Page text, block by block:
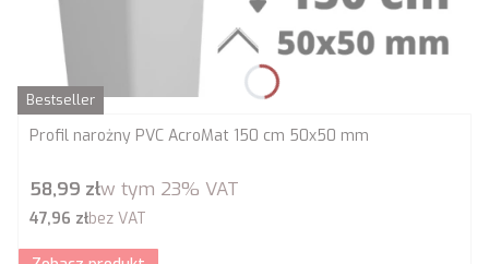
Bestseller
Profil narożny PVC AcroMat 150 cm 50x50 mm
Cena brutto
58,99 złw tym 23% VAT
Cena netto
47,96 złbez VAT